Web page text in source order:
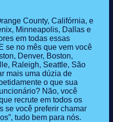
County, Califórnia, e
Minneapolis, Dallas e
em todas essas
se no mês que vem você
Denver, Boston,
Raleigh, Seattle, São
mais uma dúzia de
o que sua
Não, você
recrute em todos os
se você preferir chamar
tudo bem para nós.